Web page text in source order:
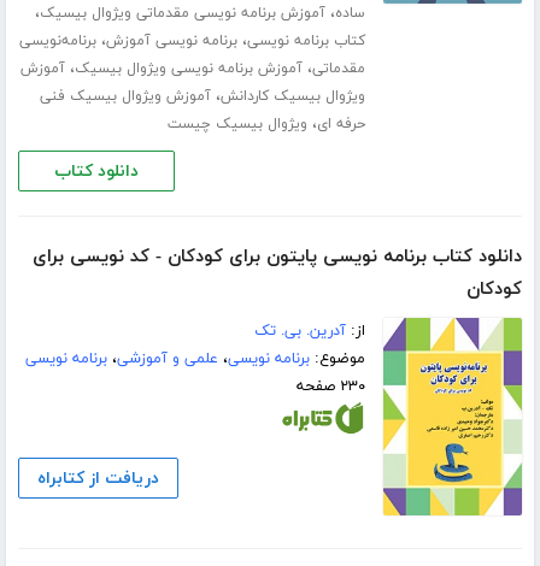
ساده،آموزش برنامه نویسی مقدماتی ویژوال بیسیک،
کتاب برنامه نویسی،برنامه نویسی آموزش،برنامه‌نویسی
مقدماتی،آموزش برنامه نویسی ویژوال بیسیک،آموزش
ویژوال بیسیک کاردانش،آموزش ویژوال بیسیک فنی
حرفه ای، ویژوال بیسیک چیست
دانلود کتاب
دانلود کتاب برنامه نویسی پایتون برای کودکان - کد نویسی برای
کودکان
از:آدرین. بی. تک
موضوع:برنامه نویسی، علمی و آموزشی،برنامه نویسی
۲۳۰ صفحه
دریافت از کتابراه